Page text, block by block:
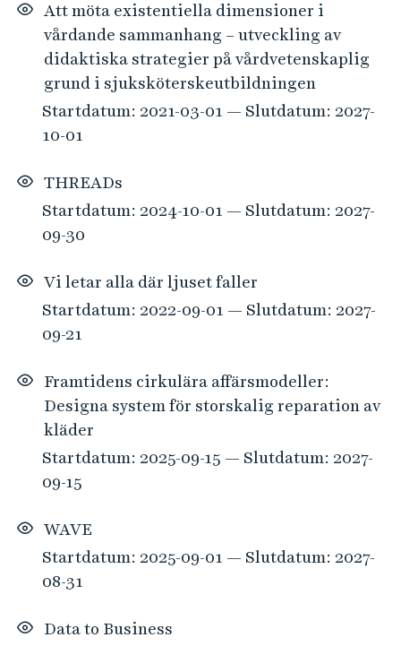
Att möta existentiella dimensioner i
vårdande sammanhang – utveckling av
didaktiska strategier på vårdvetenskaplig
grund i sjuksköterskeutbildningen
Startdatum: 2021-03-01 — Slutdatum: 2027-
10-01
THREADs
Startdatum: 2024-10-01 — Slutdatum: 2027-
09-30
Vi letar alla där ljuset faller
Startdatum: 2022-09-01 — Slutdatum: 2027-
09-21
Framtidens cirkulära affärsmodeller:
Designa system för storskalig reparation av
kläder
Startdatum: 2025-09-15 — Slutdatum: 2027-
09-15
WAVE
Startdatum: 2025-09-01 — Slutdatum: 2027-
08-31
Data to Business